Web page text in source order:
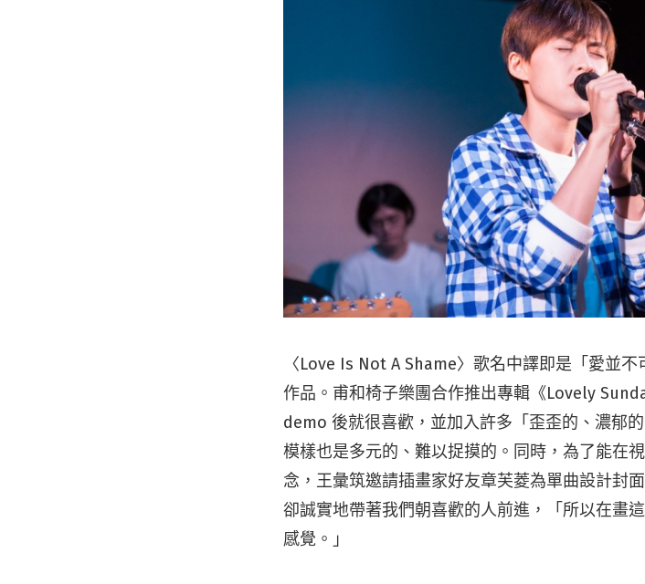
〈Love Is Not A Shame〉歌名中譯即是「愛並
作品。甫和椅子樂團合作推出專輯《Lovely
demo 後就很喜歡，並加入許多「歪歪的、濃郁
模樣也是多元的、難以捉摸的。同時，為了能在
念，王彙筑邀請插畫家好友章芙菱為單曲設計封
卻誠實地帶著我們朝喜歡的人前進，「所以在畫
感覺。」